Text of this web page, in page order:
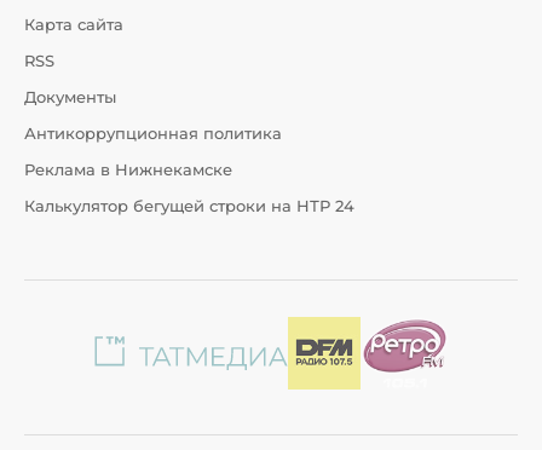
Карта сайта
RSS
Документы
Антикоррупционная политика
Реклама в Нижнекамске
Калькулятор бегущей строки на НТР 24